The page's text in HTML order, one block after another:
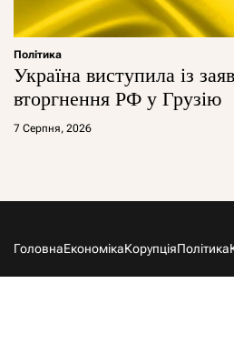
Політика
Україна виступила із
вторгнення РФ у Грузію
7 Серпня, 2026
ГоловнаЕкономікаКорупціяПолітика